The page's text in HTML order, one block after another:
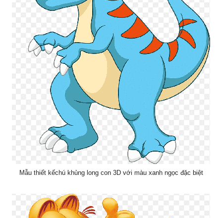
Mẫu thiết kếchú khủng long con 3D với màu xanh ngọc đặc biệt